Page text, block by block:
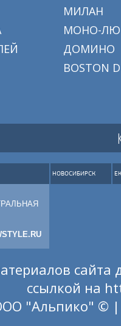
МИЛАН
МОНО-
ДОМИНО
BOSTON
НОВОСИБИРСК
сайта
ссылкой на
"Альпико" © |